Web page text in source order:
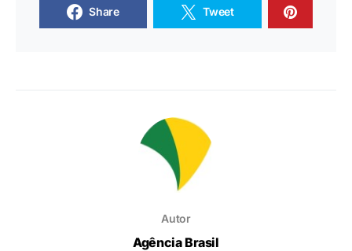
Share Tweet
Autor
Agência Brasil